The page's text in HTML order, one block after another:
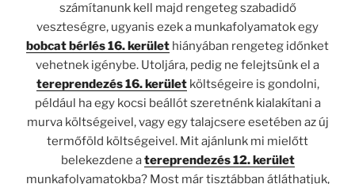
számítanunk kell majd rengeteg szabadidő
veszteségre, ugyanis ezek a munkafolyamatok egy
bobcat bérlés 16. kerület hiányában rengeteg időnket
vehetnek igénybe. Utoljára, pedig ne felejtsünk el a
tereprendezés 16. kerületköltségeire is gondolni,
például ha egy kocsi beállót szeretnénk kialakítani a
murva költségeivel, vagy egy talajcsere esetében az új
termőföld költségeivel. Mit ajánlunk mi mielőtt
belekezdene atereprendezés 12. kerület
munkafolyamatokba? Most már tisztábban átláthatjuk,